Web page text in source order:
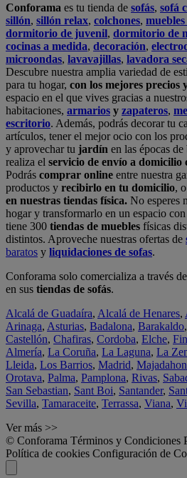
Conforama es tu tienda de sofás, sofá
sillón, sillón relax, colchones,
dormitorio de juvenil, dormitorio de
cocinas a medida, decoración,
microondas, lavavajillas, lavadora
Descubre nuestra amplia variedad de
para tu hogar, con los mejores precios
espacio en el que vives gracias a
habitaciones, armarios y zapateros,
escritorio. Además, podrás decorar tu
artículos, tener el mejor ocio con los
y aprovechar tu jardín en las épocas
realiza el servicio de envío a domicilio
Podrás comprar online entre nuestra
productos y recibirlo en tu domicilio,
en nuestras tiendas física. No esperes
hogar y transformarlo en un espacio
tiene 300 tiendas de muebles físicas
distintos. Aproveche nuestras ofertas de
baratos y liquidaciones de sofas.
Conforama solo comercializa a través
en sus tiendas de sofás.
Alcalá de Guadaíra, Alcalá de Henares,
Arinaga, Asturias, Badalona, Barakaldo,
Castellón, Chafiras, Cordoba, Elche,
Almería, La Coruña, La Laguna, La
Lleida, Los Barrios, Madrid,
Orotava, Palma, Pamplona, Rivas,
San Sebastian, Sant Boi, Santander,
Sevilla, Tamaraceite, Terrassa, Viana,
Ver más >>
© Conforama Términos y Condiciones
Política de cookies Configuración de